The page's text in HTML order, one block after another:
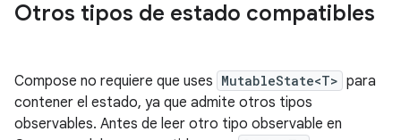
Otros tipos de estado compatibles
Compose no requiere que uses MutableState<T> para
contener el estado, ya que admite otros tipos
observables. Antes de leer otro tipo observable en